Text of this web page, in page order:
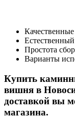
Простота
Варианты
Купить
вишня в
доставкой вы
магазина.